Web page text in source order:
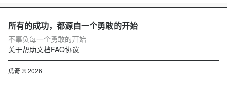
所有的成功，都源自一个勇敢的开始
不辜负每一个勇敢的开始
关于帮助文档FAQ协议
瓜奇 © 2026